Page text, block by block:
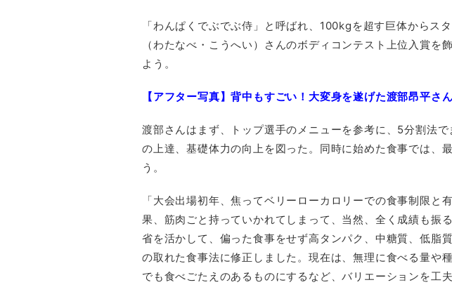
「わんぱくでぶでぶ侍」と呼ばれ、100kgを超す巨体からス
（わたなべ・こうへい）さんのボディコンテスト上位入賞を
よう。
【アフター写真】背中もすごい！大変身を遂げた渡部昂平さん
渡部さんはまず、トップ選手のメニューを参考に、5分割法
の上達、基礎体力の向上を図った。同時に始めた食事では、
う。
「大会出場初年、焦ってベリーローカロリーでの食事制限と
果、筋肉ごと持っていかれてしまって、当然、全く成績も振
省を活かして、偏った食事をせず高タンパク、中糖質、低脂
の取れた食事法に修正しました。現在は、無理に食べる量や
でも食べごたえのあるものにするなど、バリエーションを工夫